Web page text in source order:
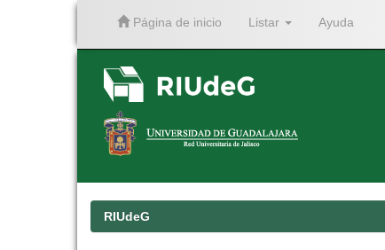
Página de inicio Listar Ayuda
RIUdeG